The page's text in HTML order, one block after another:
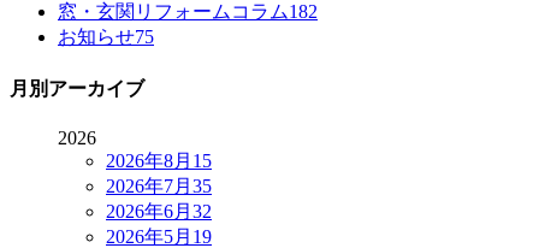
窓・玄関リフォームコラム182
お知らせ75
月別アーカイブ
2026
2026年8月 15
2026年7月 35
2026年6月 32
2026年5月 19